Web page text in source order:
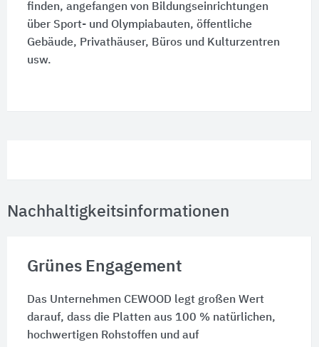
finden, angefangen von Bildungseinrichtungen
über Sport- und Olympiabauten, öffentliche
Gebäude, Privathäuser, Büros und Kulturzentren
usw.
Nachhaltigkeitsinformationen
Grünes Engagement
Das Unternehmen CEWOOD legt großen Wert
darauf, dass die Platten aus 100 % natürlichen,
hochwertigen Rohstoffen und auf